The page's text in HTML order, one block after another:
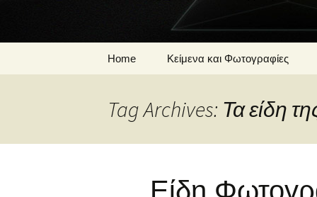
Home Κείμενα και Φωτογραφίες
Φωτογραφία
Tag Archives: Τα είδη
Είδη